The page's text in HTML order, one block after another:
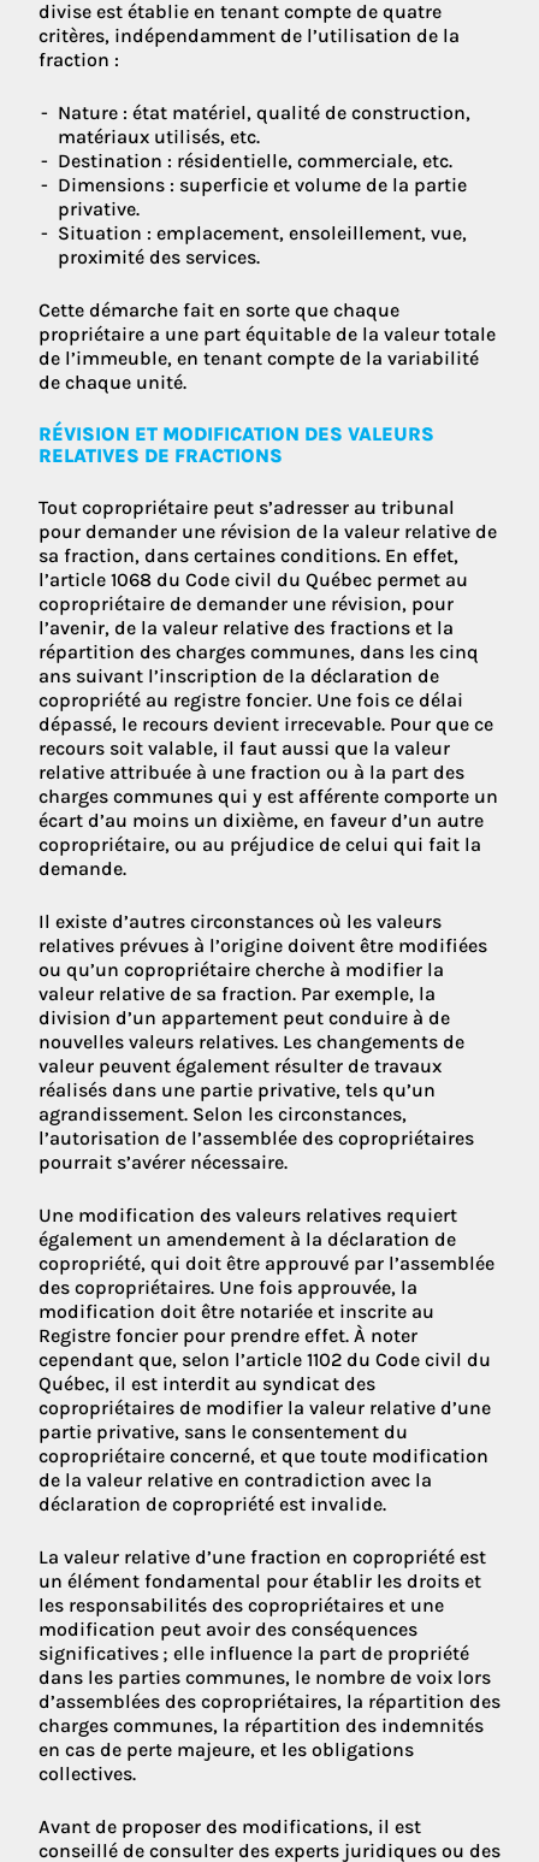
divise est établie en tenant compte de quatre
critères, indépendamment de l’utilisation de la
fraction :
Nature : état matériel, qualité de construction,
matériaux utilisés, etc.
Destination : résidentielle, commerciale, etc.
Dimensions : superficie et volume de la partie
privative.
Situation : emplacement, ensoleillement, vue,
proximité des services.
Cette démarche fait en sorte que chaque
propriétaire a une part équitable de la valeur totale
de l’immeuble, en tenant compte de la variabilité
de chaque unité.
RÉVISION ET MODIFICATION DES VALEURS
RELATIVES DE FRACTIONS
Tout copropriétaire peut s’adresser au tribunal
pour demander une révision de la valeur relative de
sa fraction, dans certaines conditions. En effet,
l’article 1068 du Code civil du Québec permet au
copropriétaire de demander une révision, pour
l’avenir, de la valeur relative des fractions et la
répartition des charges communes, dans les cinq
ans suivant l’inscription de la déclaration de
copropriété au registre foncier. Une fois ce délai
dépassé, le recours devient irrecevable. Pour que ce
recours soit valable, il faut aussi que la valeur
relative attribuée à une fraction ou à la part des
charges communes qui y est afférente comporte un
écart d’au moins un dixième, en faveur d’un autre
copropriétaire, ou au préjudice de celui qui fait la
demande.
Il existe d’autres circonstances où les valeurs
relatives prévues à l’origine doivent être modifiées
ou qu’un copropriétaire cherche à modifier la
valeur relative de sa fraction. Par exemple, la
division d’un appartement peut conduire à de
nouvelles valeurs relatives. Les changements de
valeur peuvent également résulter de travaux
réalisés dans une partie privative, tels qu’un
agrandissement. Selon les circonstances,
l’autorisation de l’assemblée des copropriétaires
pourrait s’avérer nécessaire.
Une modification des valeurs relatives requiert
également un amendement à la déclaration de
copropriété, qui doit être approuvé par l’assemblée
des copropriétaires. Une fois approuvée, la
modification doit être notariée et inscrite au
Registre foncier pour prendre effet. À noter
cependant que, selon l’article 1102 du Code civil du
Québec, il est interdit au syndicat des
copropriétaires de modifier la valeur relative d’une
partie privative, sans le consentement du
copropriétaire concerné, et que toute modification
de la valeur relative en contradiction avec la
déclaration de copropriété est invalide.
La valeur relative d’une fraction en copropriété est
un élément fondamental pour établir les droits et
les responsabilités des copropriétaires et une
modification peut avoir des conséquences
significatives ; elle influence la part de propriété
dans les parties communes, le nombre de voix lors
d’assemblées des copropriétaires, la répartition des
charges communes, la répartition des indemnités
en cas de perte majeure, et les obligations
collectives.
Avant de proposer des modifications, il est
conseillé de consulter des experts juridiques ou des